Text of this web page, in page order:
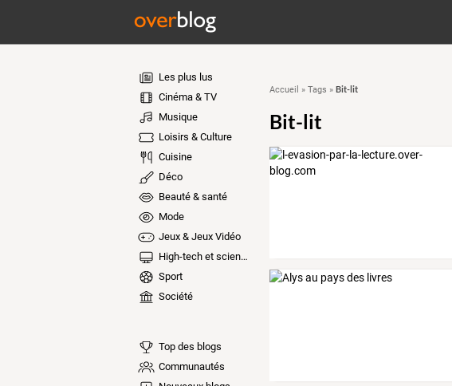
Les plus lus
Cinéma & TV
Musique
Loisirs & Culture
Cuisine
Déco
Beauté & santé
Mode
Jeux & Jeux Vidéo
High-tech et sciences
Sport
Société
Top des blogs
Communautés
Accueil » Tags » Bit-lit
Bit-lit